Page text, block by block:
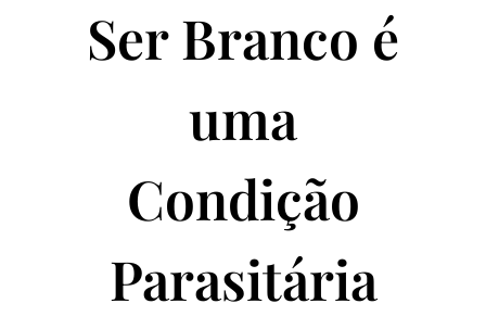
Ser Branco é
uma
Condição
Parasitária